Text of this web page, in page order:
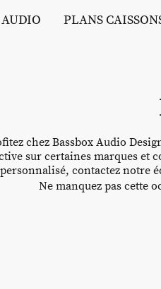
PLANS
chez Bassbox Audio
sur certaines marques et
contactez notre
Ne manquez pas cette